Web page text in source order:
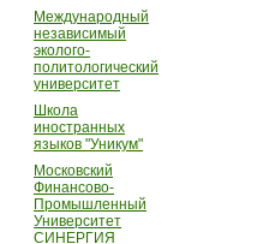
Международный
независимый
эколого-
политологический
университет
Школа
иностранных
языков "Уникум"
Московский
Финансово-
Промышленный
Университет
СИНЕРГИЯ